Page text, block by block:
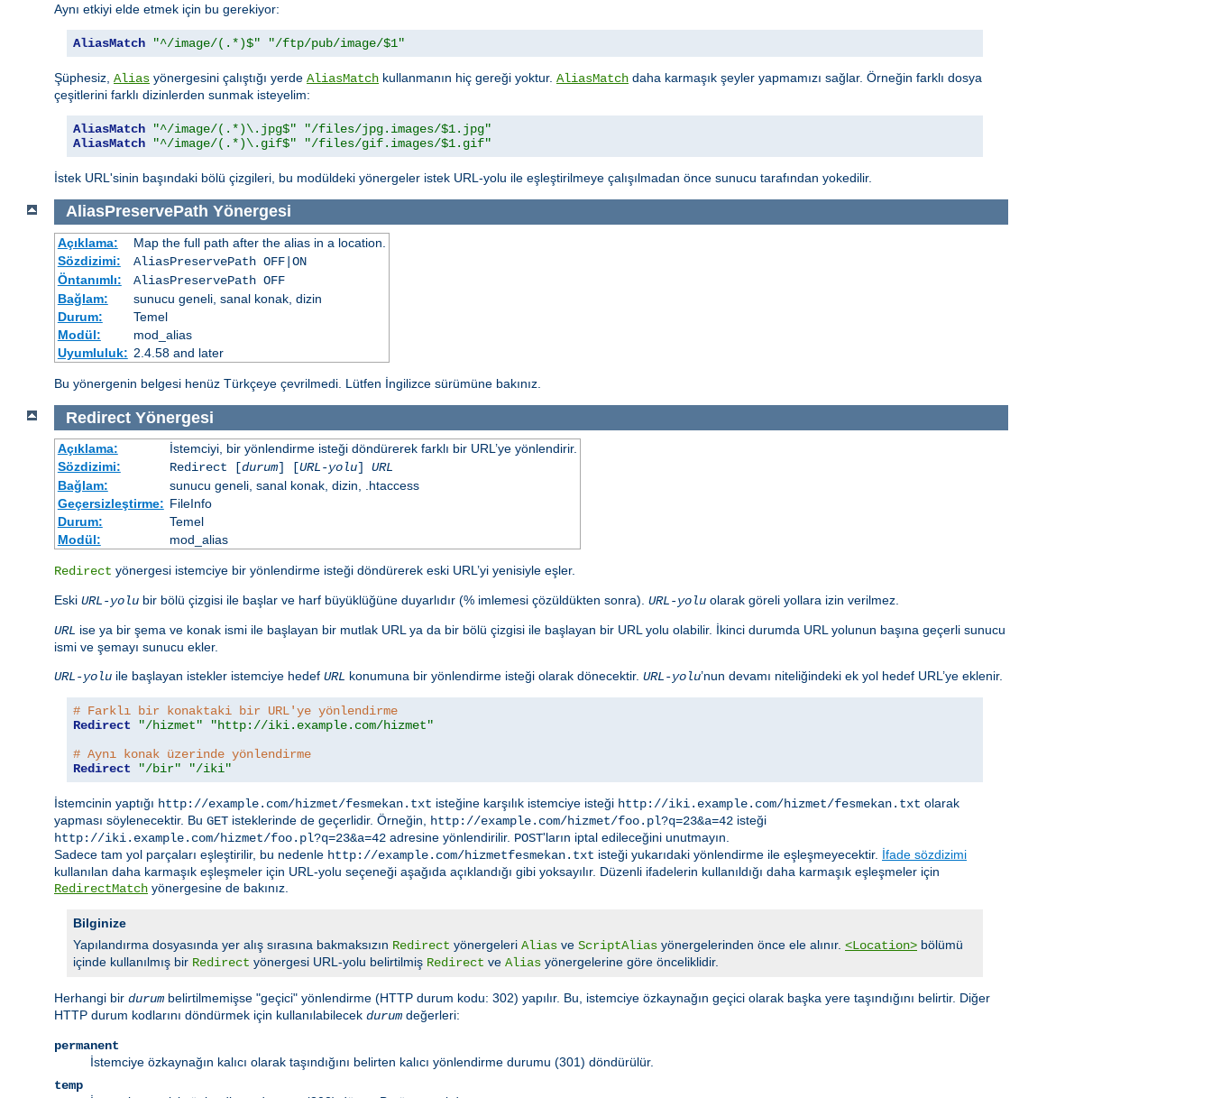
Aynı etkiyi elde etmek için bu gerekiyor:
AliasMatch "^/image/(.*)$" "/ftp/pub/image/$1"
Şüphesiz, Alias yönergesini çalıştığı yerde AliasMatch kullanmanın hiç gereği yoktur. AliasMatch daha karmaşık şeyler yapmamızı sağlar. Örneğin farklı dosya
çeşitlerini farklı dizinlerden sunmak isteyelim:
AliasMatch "^/image/(.*)\.jpg$"
"/files/jpg.images/$1.jpg"
AliasMatch
"^/image/(.*)\.gif$" "/files/gif.images/$1.gif"
İstek URL'sinin başındaki bölü çizgileri, bu modüldeki yönergeler istek URL-yolu ile eşleştirilmeye çalışılmadan önce sunucu tarafından yokedilir.
AliasPreservePath Yönergesi
Açıklama:
Map the full path after the alias in a location.
Sözdizimi:
AliasPreservePath OFF|ON
Öntanımlı:
AliasPreservePath OFF
Bağlam:
sunucu geneli, sanal konak, dizin
Durum:
Temel
Modül:
mod_alias
Uyumluluk: 2.4.58 and later
Bu yönergenin belgesi henüz Türkçeye çevrilmedi. Lütfen İngilizce sürümüne bakınız.
Redirect Yönergesi
Açıklama:
İstemciyi, bir yönlendirme isteği döndürerek farklı bir URL’ye yönlendirir.
Sözdizimi:
Redirect [durum] [URL-yolu] URL
Bağlam:
sunucu geneli, sanal konak, dizin, .htaccess
Geçersizleştirme: FileInfo
Durum:
Temel
Modül:
mod_alias
Redirect yönergesi istemciye bir yönlendirme isteği döndürerek eski URL’yi yenisiyle eşler.
Eski URL-yolu bir bölü çizgisi ile başlar ve harf büyüklüğüne duyarlıdır (% imlemesi çözüldükten sonra). URL-yolu olarak göreli yollara izin verilmez.
URL ise ya bir şema ve konak ismi ile başlayan bir mutlak URL ya da bir bölü çizgisi ile başlayan bir URL yolu olabilir. İkinci durumda URL yolunun başına geçerli sunucu
ismi ve şemayı sunucu ekler.
URL-yolu ile başlayan istekler istemciye hedef URL konumuna bir yönlendirme isteği olarak dönecektir. URL-yolu’nun devamı niteliğindeki ek yol hedef URL’ye eklenir.
# Farklı bir konaktaki bir URL'ye yönlendirme
Redirect
"/hizmet"
"http://iki.example.com/hizmet"
# Aynı konak üzerinde yönlendirme
Redirect
"/bir" "/iki"
İstemcinin yaptığı http://example.com/hizmet/fesmekan.txt isteğine karşılık istemciye isteği http://iki.example.com/hizmet/fesmekan.txt olarak
yapması söylenecektir. Bu GET isteklerinde de geçerlidir. Örneğin, http://example.com/hizmet/foo.pl?q=23&a=42 isteği
http://iki.example.com/hizmet/foo.pl?q=23&a=42 adresine yönlendirilir. POST'ların iptal edileceğini unutmayın.
Sadece tam yol parçaları eşleştirilir, bu nedenle http://example.com/hizmetfesmekan.txt isteği yukarıdaki yönlendirme ile eşleşmeyecektir. İfade sözdizimi
kullanılan daha karmaşık eşleşmeler için URL-yolu seçeneği aşağıda açıklandığı gibi yoksayılır. Düzenli ifadelerin kullanıldığı daha karmaşık eşleşmeler için
RedirectMatch yönergesine de bakınız.
Bilginize
Yapılandırma dosyasında yer alış sırasına bakmaksızın Redirect yönergeleri Alias ve ScriptAlias yönergelerinden önce ele alınır. <Location> bölümü
içinde kullanılmış bir Redirect yönergesi URL-yolu belirtilmiş Redirect ve Alias yönergelerine göre önceliklidir.
Herhangi bir durum belirtilmemişse "geçici" yönlendirme (HTTP durum kodu: 302) yapılır. Bu, istemciye özkaynağın geçici olarak başka yere taşındığını belirtir. Diğer
HTTP durum kodlarını döndürmek için kullanılabilecek durum değerleri:
permanent
İstemciye özkaynağın kalıcı olarak taşındığını belirten kalıcı yönlendirme durumu (301) döndürülür.
temp